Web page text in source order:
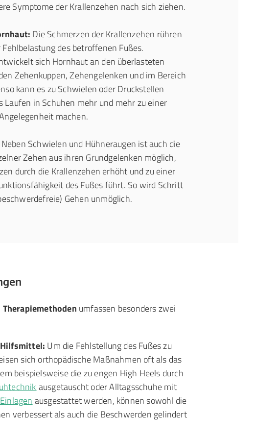
Symptome der Krallenzehen nach sich ziehen.
Die Schmerzen der Krallenzehen rühren
des betroffenen Fußes.
sich Hornhaut an den überlasteten
Zehenkuppen, Zehengelenken und im Bereich
kann es zu Schwielen oder Druckstellen
Laufen in Schuhen mehr und mehr zu einer
machen.
Neben Schwielen und Hühneraugen ist auch die
Zehen aus ihren Grundgelenken möglich,
durch die Krallenzehen erhöht und zu einer
des Fußes führt. So wird Schritt
Gehen unmöglich.
umfassen besonders zwei
Um die Fehlstellung des Fußes zu
sich orthopädische Maßnahmen oft als das
beispielsweise die zu engen High Heels durch
ausgetauscht oder Alltagsschuhe mit
ausgestattet werden, können sowohl die
verbessert als auch die Beschwerden gelindert